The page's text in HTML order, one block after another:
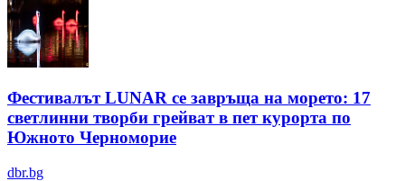
Фестивалът LUNAR се завръща на морето: 17
светлинни творби грейват в пет курорта по
Южното Черноморие
dbr.bg